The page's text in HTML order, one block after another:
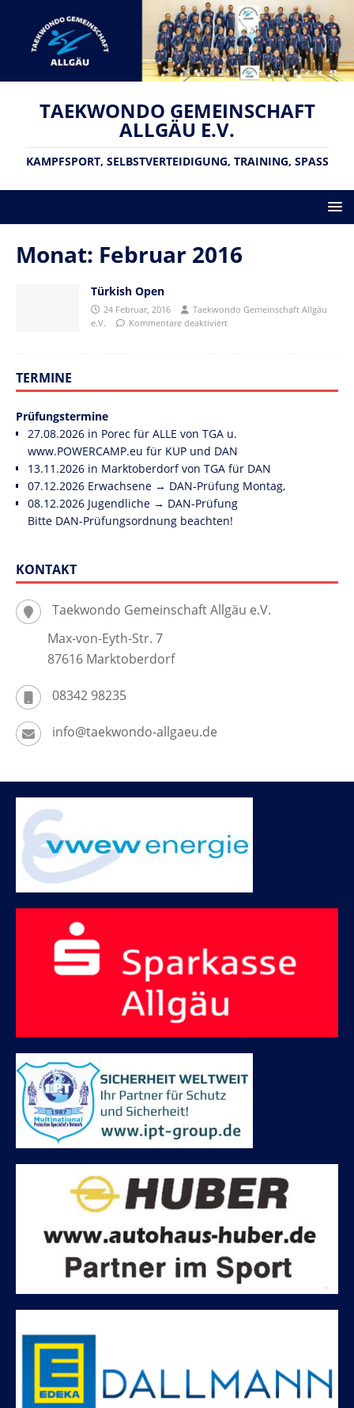
TAEKWONDO GEMEINSCHAFT
ALLGÄU E.V.
KAMPFSPORT, SELBSTVERTEIDIGUNG, TRAINING, SPASS
Monat: Februar 2016
Türkish Open
24 Februar, 2016
Taekwondo Gemeinschaft Allgäu
e.V.
Kommentare deaktiviert
TERMINE
Prüfungstermine
27.08.2026 in Porec für ALLE von TGA u.
www.POWERCAMP.eu für KUP und DAN
13.11.2026 in Marktoberdorf von TGA für DAN
07.12.2026 Erwachsene → DAN-Prüfung Montag,
08.12.2026 Jugendliche → DAN-Prüfung
Bitte DAN-Prüfungsordnung beachten!
KONTAKT
Taekwondo Gemeinschaft Allgäu e.V.
Max-von-Eyth-Str. 7
87616 Marktoberdorf
08342 98235
info@taekwondo-allgaeu.de